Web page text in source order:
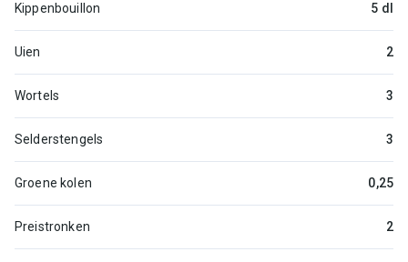
Kippenbouillon 5 dl
Uien 2
Wortels 3
Selderstengels 3
Groene kolen 0,25
Preistronken 2